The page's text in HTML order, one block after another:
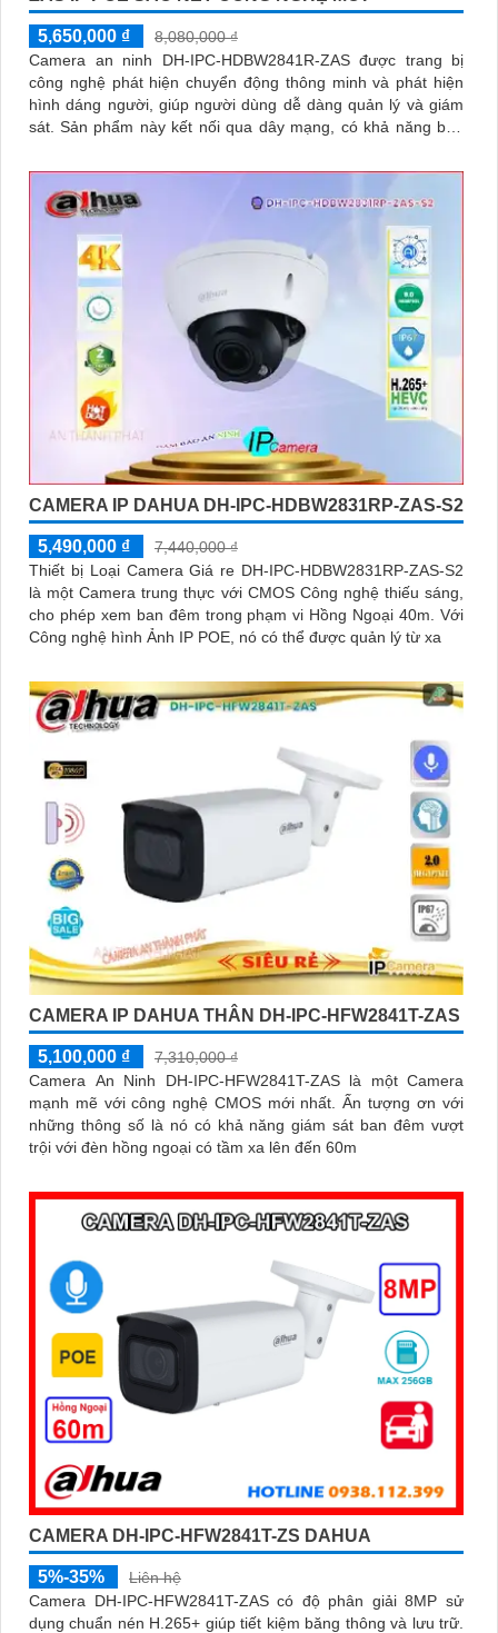
5,650,000 ₫
8,080,000 ₫
Camera an ninh DH-IPC-HDBW2841R-ZAS được trang bị
công nghệ phát hiện chuyển động thông minh và phát hiện
hình dáng người, giúp người dùng dễ dàng quản lý và giám
sát. Sản phẩm này kết nối qua dây mạng, có khả năng báo
CAMERA IP DAHUA DH-IPC-HDBW2831RP-ZAS-S2
5,490,000 ₫
7,440,000 ₫
Thiết bị Loại Camera Giá re DH-IPC-HDBW2831RP-ZAS-S2
là một Camera trung thực với CMOS Công nghệ thiếu sáng,
cho phép xem ban đêm trong phạm vi Hồng Ngoại 40m. Với
Công nghệ hình Ảnh IP POE, nó có thể được quản lý từ xa
CAMERA IP DAHUA THÂN DH-IPC-HFW2841T-ZAS
5,100,000 ₫
7,310,000 ₫
Camera An Ninh DH-IPC-HFW2841T-ZAS là một Camera
mạnh mẽ với công nghệ CMOS mới nhất. Ấn tượng ơn với
những thông số là nó có khả năng giám sát ban đêm vượt
trội với đèn hồng ngoại có tầm xa lên đến 60m
CAMERA DH-IPC-HFW2841T-ZS DAHUA
5%-35%
Liên hệ
Camera DH-IPC-HFW2841T-ZAS có độ phân giải 8MP sử
dụng chuẩn nén H.265+ giúp tiết kiệm băng thông và lưu trữ.